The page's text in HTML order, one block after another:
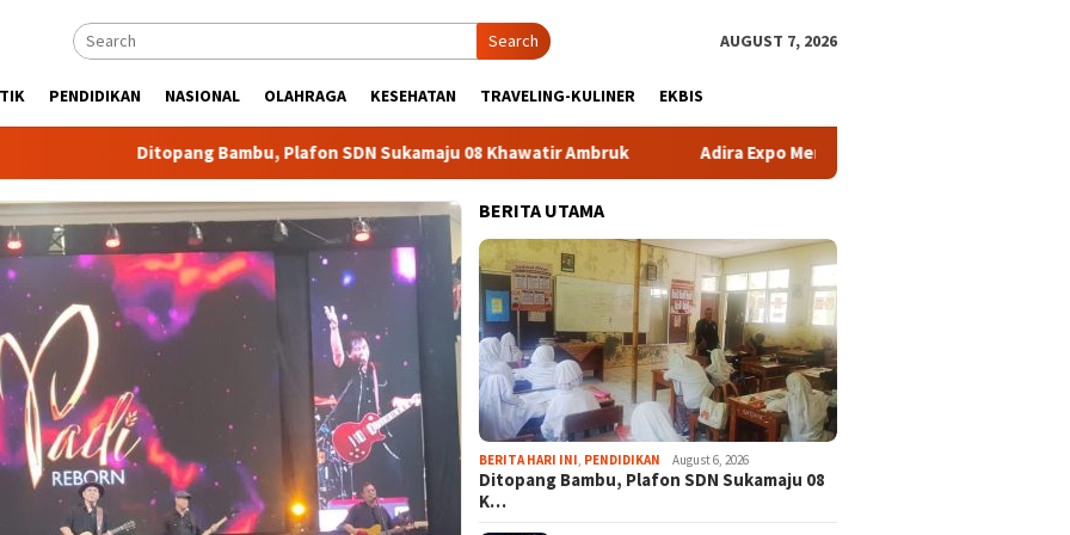
Search AUGUST 7, 2026
PENDIDIKAN NASIONAL OLAHRAGA KESEHATAN TRAVELING-KULINER EKBIS
Ditopang Bambu, Plafon SDN Sukamaju 08 Khawatir Ambruk Adira Expo Merdeka Tawarkan Bunga 1,76 Persen
BERITA UTAMA
BERITA HARI INI PENDIDIKAN August 6, 2026
Ditopang Bambu, Plafon SDN Sukamaju 08
K…